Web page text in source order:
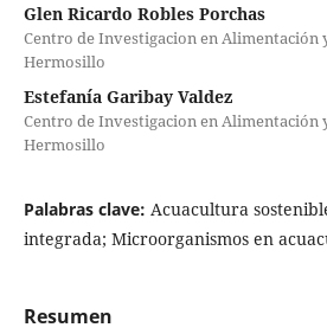
Glen Ricardo Robles Porchas
Centro de Investigacion en Alimentación
Hermosillo
Estefanía Garibay Valdez
Centro de Investigacion en Alimentación
Hermosillo
Palabras clave: Acuacultura
integrada; Microorganismos en
Resumen